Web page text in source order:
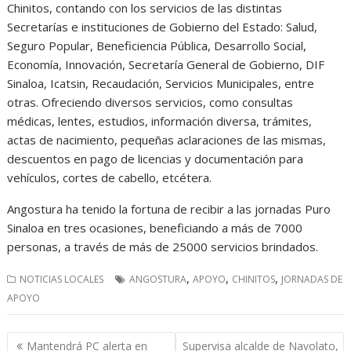
Chinitos, contando con los servicios de las distintas
Secretarías e instituciones de Gobierno del Estado: Salud,
Seguro Popular, Beneficiencia Pública, Desarrollo Social,
Economía, Innovación, Secretaría General de Gobierno, DIF
Sinaloa, Icatsin, Recaudación, Servicios Municipales, entre
otras. Ofreciendo diversos servicios, como consultas
médicas, lentes, estudios, información diversa, trámites,
actas de nacimiento, pequeñas aclaraciones de las mismas,
descuentos en pago de licencias y documentación para
vehículos, cortes de cabello, etcétera.
Angostura ha tenido la fortuna de recibir a las jornadas Puro
Sinaloa en tres ocasiones, beneficiando a más de 7000
personas, a través de más de 25000 servicios brindados.
NOTICIAS LOCALES ANGOSTURA,APOYO, CHINITOS, JORNADAS DE
APOYO
Navegación
Mantendrá PC alerta en
Supervisa alcalde de Navolato,